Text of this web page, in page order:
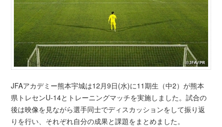
JFAアカデミー熊本宇城は12月9日(水)に11期生（中2）が熊本
県トレセンU-14とトレーニングマッチを実施しました。試合の
後は映像を見ながら選手同士でディスカッションをして振り返
りを行い、それぞれ自分の成果と課題をまとめました。